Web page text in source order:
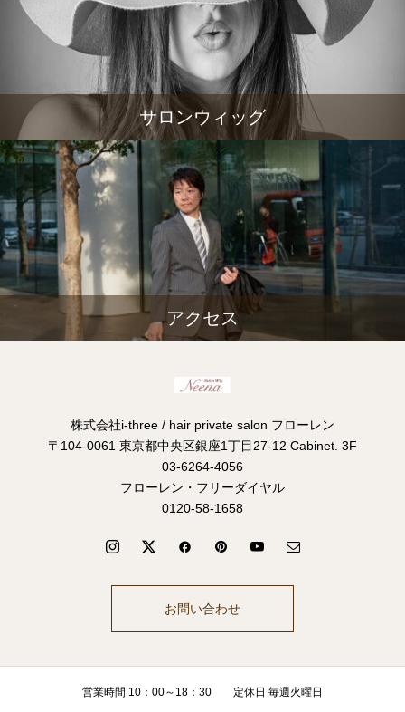
サロンウィッグ
アクセス
株式会社i-three / hair private salon フローレン
〒104-0061 東京都中央区銀座1丁目27-12 Cabinet. 3F
03-6264-4056
フローレン・フリーダイヤル
0120-58-1658
お問い合わせ
営業時間 10：00～18：30 定休日 毎週火曜日